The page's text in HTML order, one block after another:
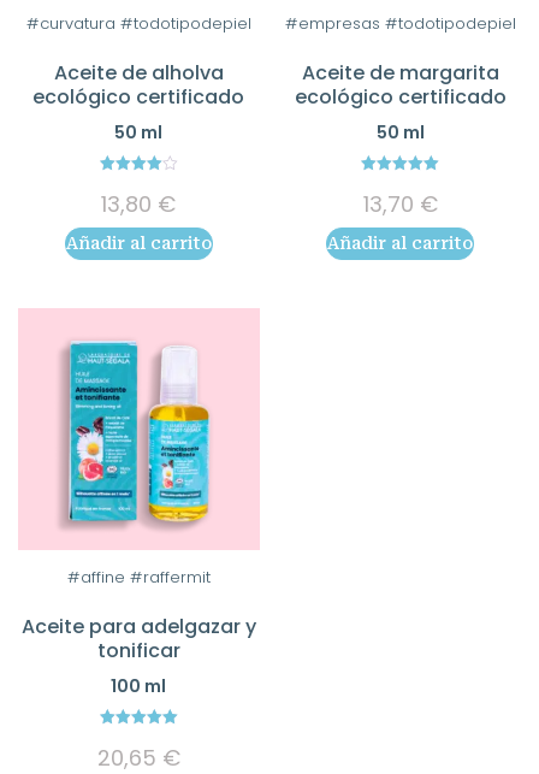
#curvatura #todotipodepiel
Aceite de alholva
ecológico certificado
50 ml
out of 5
13,80 €
Añadir al carrito
#empresas #todotipodepiel
Aceite de margarita
ecológico certificado
50 ml
out of 5
13,70 €
Añadir al carrito
#affine #raffermit
Aceite para adelgazar y
tonificar
100 ml
out of 5
20,65 €